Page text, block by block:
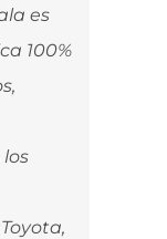
es
100%